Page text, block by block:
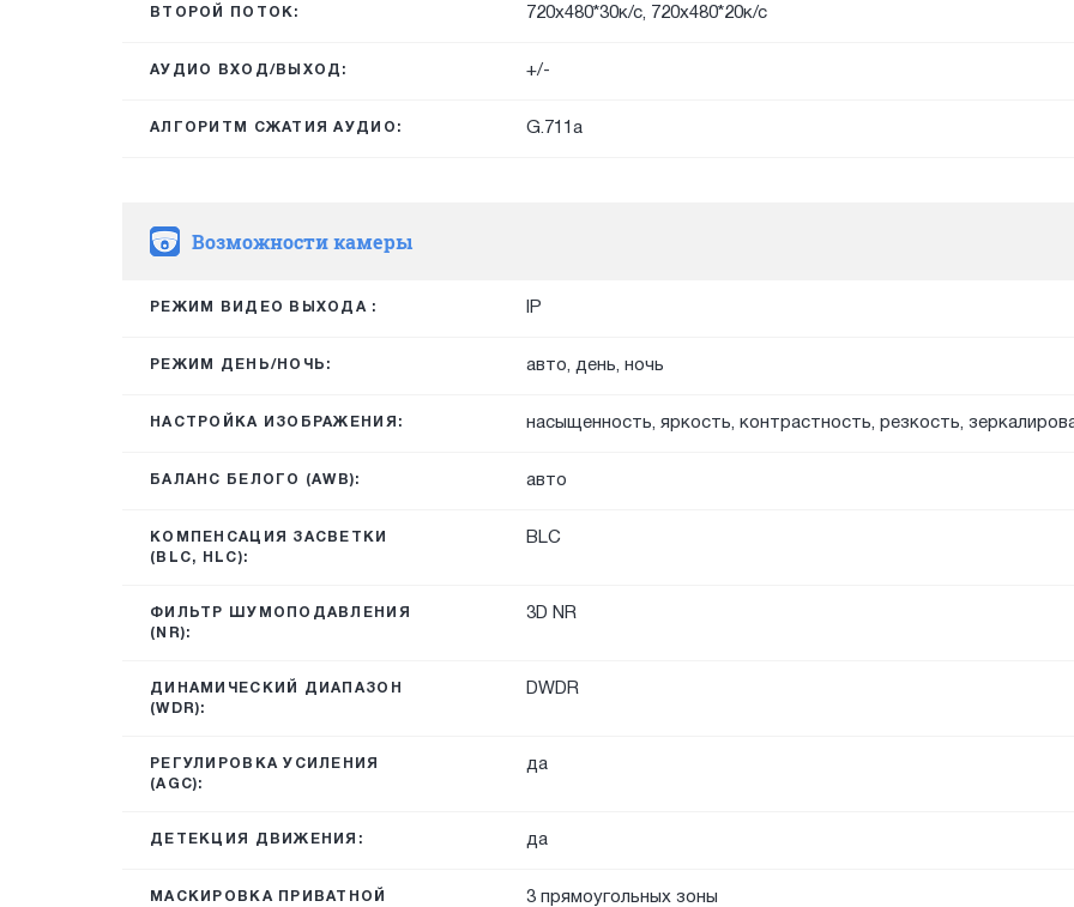
ВТОРОЙ ПОТОК: 720х480*30к/с, 720x480*20к/с
АУДИО ВХОД/ВЫХОД: +/-
АЛГОРИТМ СЖАТИЯ АУДИО: G.711a
Возможности камеры
РЕЖИМ ВИДЕО ВЫХОДА : IP
РЕЖИМ ДЕНЬ/НОЧЬ: авто, день, ночь
НАСТРОЙКА ИЗОБРАЖЕНИЯ: насыщенность, яркость, контрастность, резкость,
БАЛАНС БЕЛОГО (AWB): авто
КОМПЕНСАЦИЯ ЗАСВЕТКИ
(BLC, HLC):
BLC
ФИЛЬТР ШУМОПОДАВЛЕНИЯ
(NR):
3D NR
ДИНАМИЧЕСКИЙ ДИАПАЗОН
(WDR):
DWDR
РЕГУЛИРОВКА УСИЛЕНИЯ
(AGC):
да
ДЕТЕКЦИЯ ДВИЖЕНИЯ: да
МАСКИРОВКА ПРИВАТНОЙ
3 прямоугольных зоны